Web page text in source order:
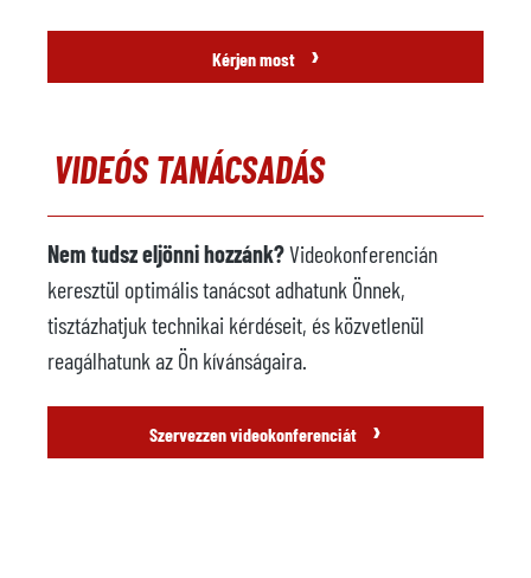
Kérjen most ›
VIDEÓS TANÁCSADÁS
Nem tudsz eljönni hozzánk?Videokonferencián
keresztül optimális tanácsot adhatunk Önnek,
tisztázhatjuk technikai kérdéseit, és közvetlenül
reagálhatunk az Ön kívánságaira.
Szervezzen videokonferenciát ›